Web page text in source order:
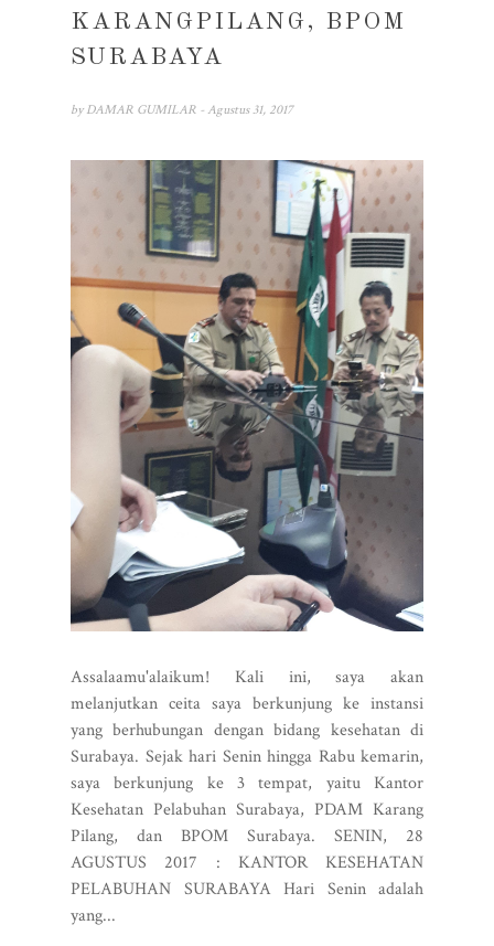
KARANGPILANG, BPOM
SURABAYA
by DAMAR GUMILAR - Agustus 31, 2017
Assalaamu'alaikum! Kali ini, saya akan
melanjutkan ceita saya berkunjung ke instansi
yang berhubungan dengan bidang kesehatan di
Surabaya. Sejak hari Senin hingga Rabu kemarin,
saya berkunjung ke 3 tempat, yaitu Kantor
Kesehatan Pelabuhan Surabaya, PDAM Karang
Pilang, dan BPOM Surabaya. SENIN, 28
AGUSTUS 2017 : KANTOR KESEHATAN
PELABUHAN SURABAYA Hari Senin adalah
yang...